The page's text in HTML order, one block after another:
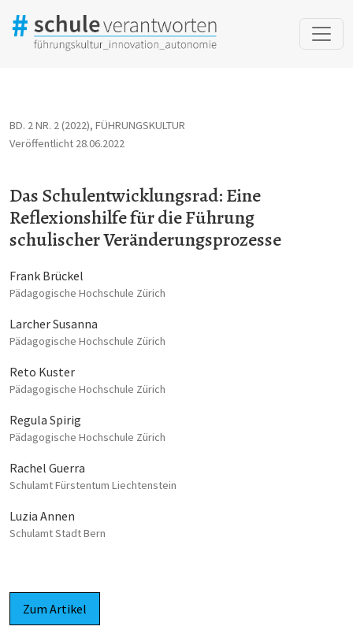
BD. 2 NR. 2 (2022), FÜHRUNGSKULTUR
Das Schulentwicklungsrad: Eine
Reflexionshilfe für die Führung
schulischer Veränderungsprozesse
Veröffentlicht 28.06.2022
Frank Brückel
Pädagogische Hochschule Zürich
Larcher Susanna
Pädagogische Hochschule Zürich
Reto Kuster
Pädagogische Hochschule Zürich
Regula Spirig
Pädagogische Hochschule Zürich
Rachel Guerra
Schulamt Fürstentum Liechtenstein
Luzia Annen
Schulamt Stadt Bern
Zum Artikel